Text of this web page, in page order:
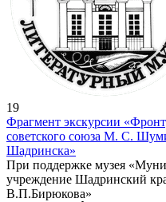
19
Фрагмент экскурсии
советского союза М. С.
Шадринска»
При поддержке музея
учреждение Шадринский
В.П.Бирюкова»